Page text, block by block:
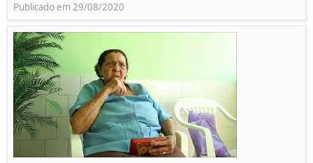
Publicado em 29/08/2020